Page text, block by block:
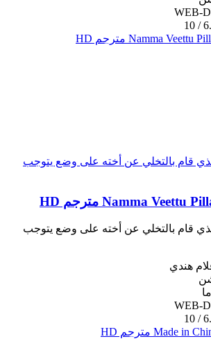
WEB-
6.0
الذي قام بالتخلي عن أخته على وضع يتوجب
الذي قام بالتخلي عن أخته على وضع يتوجب
هندي
WEB-
6.2